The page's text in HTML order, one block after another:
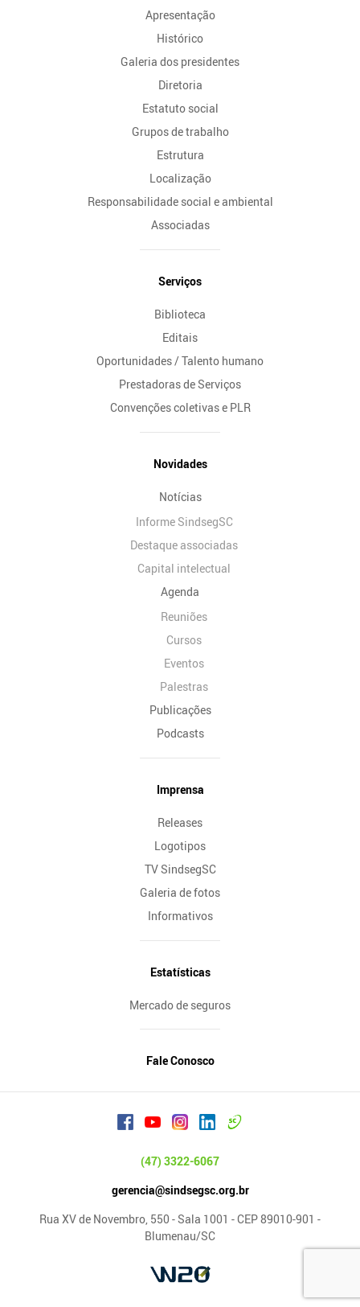
Apresentação
Histórico
Galeria dos presidentes
Diretoria
Estatuto social
Grupos de trabalho
Estrutura
Localização
Responsabilidade social e ambiental
Associadas
Serviços
Biblioteca
Editais
Oportunidades / Talento humano
Prestadoras de Serviços
Convenções coletivas e PLR
Novidades
Notícias
Informe SindsegSC
Destaque associadas
Capital intelectual
Agenda
Reuniões
Cursos
Eventos
Palestras
Publicações
Podcasts
Imprensa
Releases
Logotipos
TV SindsegSC
Galeria de fotos
Informativos
Estatísticas
Mercado de seguros
Fale Conosco
(47) 3322-6067
gerencia@sindsegsc.org.br
Rua XV de Novembro, 550 - Sala 1001 - CEP 89010-901 -
Blumenau/SC